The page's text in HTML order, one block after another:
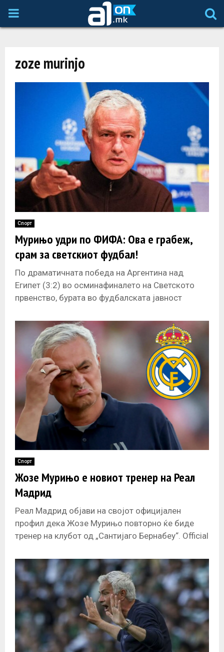
P
Y
M
E
N
U
zoze murinjo
Спорт
Мурињо удри по ФИФА: Ова е грабеж,
срам за светскиот фудбал!
По драматичната победа на Аргентина над
Египет (3:2) во осминафиналето на Светското
првенство, бурата во фудбалската јавност
штедеше
Спорт
Жозе Мурињо е новиот тренер на Реал
Мадрид
Реал Мадрид објави на својот официјален
профил дека Жозе Мурињо повторно ќе биде
тренер на клубот од „Сантијаго Бернабеу“. Official